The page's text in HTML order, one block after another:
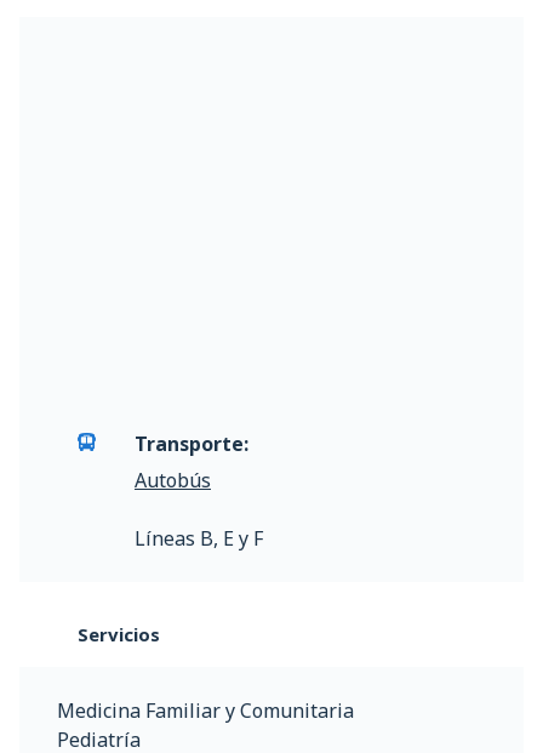
Transporte:
Autobús
Líneas B, E y F
Servicios
Medicina Familiar y Comunitaria
Pediatría